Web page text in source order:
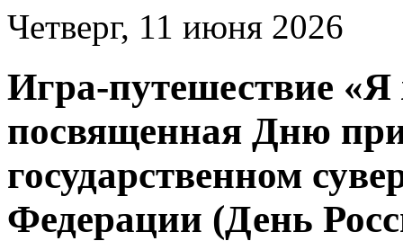
Четверг, 11 июня 2026
Игра-путешествие
посвященная Дню
государственном
Федерации (День